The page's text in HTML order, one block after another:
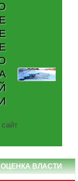
ОЦЕНКА ВЛАСТИ